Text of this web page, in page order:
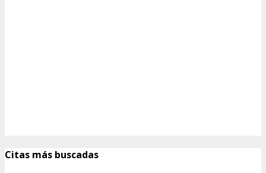
Citas más buscadas